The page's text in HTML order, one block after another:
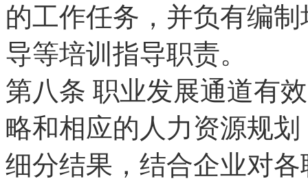
的工作任务，并负有编
导等培训指导职责。
第八条 职业发展通道有
略和相应的人力资源规
细分结果，结合企业对